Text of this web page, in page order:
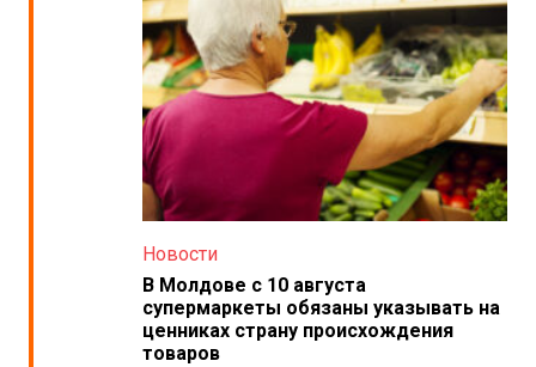
Новости
В Молдове с 10 августа
супермаркеты обязаны указывать на
ценниках страну происхождения
товаров